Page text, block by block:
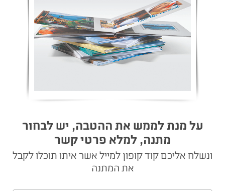
על מנת לממש את ההטבה, יש לבחור
מתנה, למלא פרטי קשר
ונשלח אליכם קוד קופון למייל אשר איתו תוכלו לקבל
את המתנה